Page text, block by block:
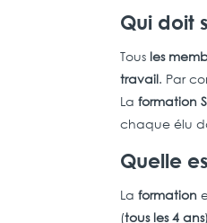
Qui doit
Tous les
travail. Par
Laformation
chaque élu
Quelle
Laformation
(tous les 4 ans